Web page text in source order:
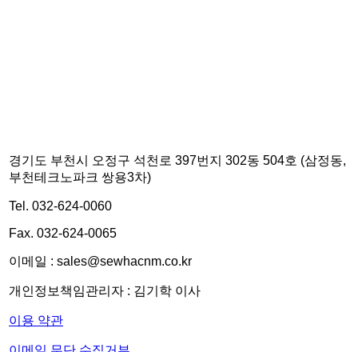
경기도 부천시 오정구 석천로 397번지 302동 504호 (삼정동,
부천테크노파크 쌍용3차)
Tel. 032-624-0060
Fax. 032-624-0065
이메일 : sales@sewhacnm.co.kr
개인정보책임관리자 : 김기학 이사
이용 약관